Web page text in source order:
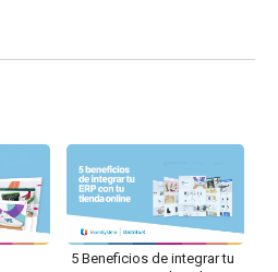
5 Beneficios de integrar tu